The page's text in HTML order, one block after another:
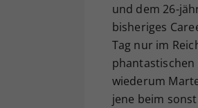
und dem 26-
bisheriges
Tag nur im
phantastischen
wiederum
jene beim